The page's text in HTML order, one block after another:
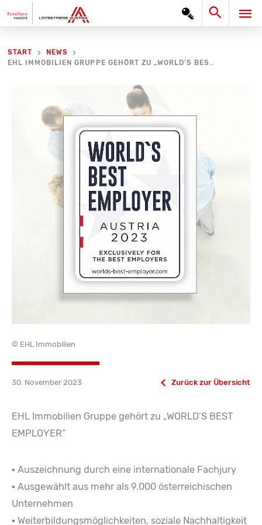
Inhalt
Search
START
NEWS
EHL IMMOBILIEN GRUPPE GEHÖRT ZU „WORLD’S BEST EMPLOYER“
© EHL Immobilien
30. November 2023 Zurück zur Übersicht
EHL Immobilien Gruppe gehört zu „WORLD’S BEST
EMPLOYER“
▪ Auszeichnung durch eine internationale Fachjury
▪ Ausgewählt aus mehr als 9.000 österreichischen
Unternehmen
▪ Weiterbildungsmöglichkeiten, soziale Nachhaltigkeit